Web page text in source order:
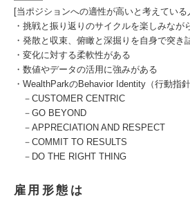
[当ポジションへの適性が高いと考えている
・挑戦と振り返りのサイクルを楽しみなが
・発散と収束、俯瞰と深掘りを自身で突き
・変化に対する柔軟性がある
・数値やデータの活用に強みがある
・WealthParkのBehavior Identity（行動指
－CUSTOMER CENTRIC
－GO BEYOND
－APPRECIATION AND RESPECT
－COMMIT TO RESULTS
－DO THE RIGHT THING
雇用形態は